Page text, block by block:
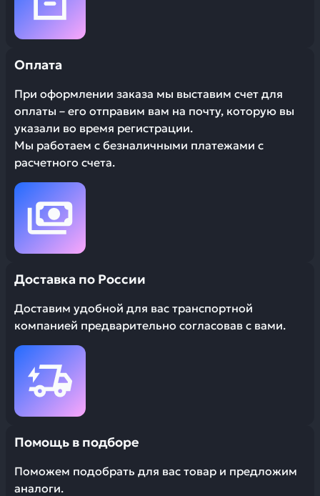
Оплата
При оформлении заказа мы выставим счет для
оплаты – его отправим вам на почту, которую вы
указали во время регистрации.
Мы работаем с безналичными платежами с
расчетного счета.
Доставка по России
Доставим удобной для вас транспортной
компанией предварительно согласовав с вами.
Помощь в подборе
Поможем подобрать для вас товар и предложим
аналоги.